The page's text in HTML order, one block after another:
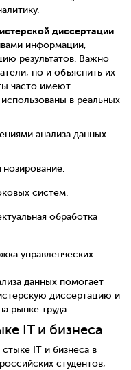
диссертации
информации,
результатов. Важно
но и объяснить их
часто имеют
в реальных
анализа данных
систем.
обработка
управленческих
данных помогает
диссертацию и
рынке труда.
IT и бизнеса
IT и бизнеса в
студентов,